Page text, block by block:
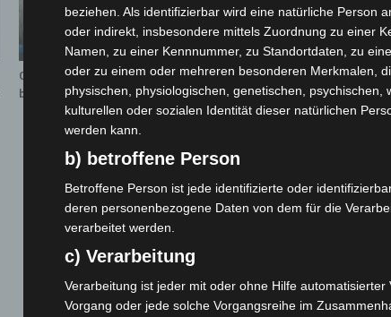
Cyberkriminalität in Niedersachsen
bleibt auf hohem Niveau
A2 bei Hannover:
Richtung Berlin startet am
beziehen. Als identifizierbar wird eine natürliche Person
oder indirekt, insbesondere mittels Zuordnung zu einer
Namen, zu einer Kennnummer, zu Standortdaten, zu
oder zu einem oder mehreren besonderen Merkmalen,
physischen, physiologischen, genetischen, psychischen,
kulturellen oder sozialen Identität dieser natürlichen
werden kann.
b) betroffene Person
Betroffene Person ist jede identifizierte oder
deren personenbezogene Daten von dem für die
verarbeitet werden.
c) Verarbeitung
Verarbeitung ist jeder mit oder ohne Hilfe automatisierter
Vorgang oder jede solche Vorgangsreihe im